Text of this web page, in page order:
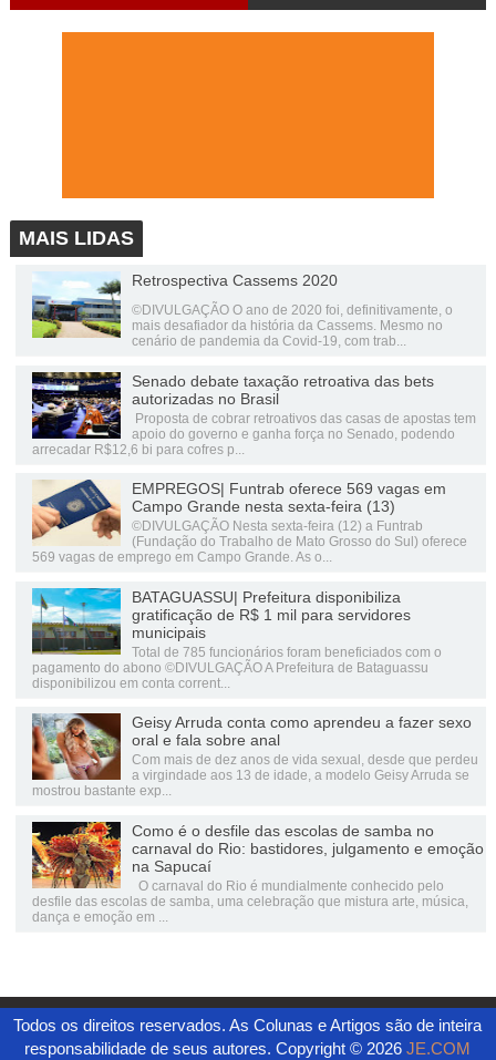
MAIS LIDAS
Retrospectiva Cassems 2020
©DIVULGAÇÃO O ano de 2020 foi, definitivamente, o
mais desafiador da história da Cassems. Mesmo no
cenário de pandemia da Covid-19, com trab...
Senado debate taxação retroativa das bets
autorizadas no Brasil
Proposta de cobrar retroativos das casas de apostas tem
apoio do governo e ganha força no Senado, podendo
arrecadar R$12,6 bi para cofres p...
EMPREGOS| Funtrab oferece 569 vagas em
Campo Grande nesta sexta-feira (13)
©DIVULGAÇÃO Nesta sexta-feira (12) a Funtrab
(Fundação do Trabalho de Mato Grosso do Sul) oferece
569 vagas de emprego em Campo Grande. As o...
BATAGUASSU| Prefeitura disponibiliza
gratificação de R$ 1 mil para servidores
municipais
Total de 785 funcionários foram beneficiados com o
pagamento do abono ©DIVULGAÇÃO A Prefeitura de Bataguassu
disponibilizou em conta corrent...
Geisy Arruda conta como aprendeu a fazer sexo
oral e fala sobre anal
Com mais de dez anos de vida sexual, desde que perdeu
a virgindade aos 13 de idade, a modelo Geisy Arruda se
mostrou bastante exp...
Como é o desfile das escolas de samba no
carnaval do Rio: bastidores, julgamento e emoção
na Sapucaí
O carnaval do Rio é mundialmente conhecido pelo
desfile das escolas de samba, uma celebração que mistura arte, música,
dança e emoção em ...
Todos os direitos reservados. As Colunas e Artigos são de inteira
responsabilidade de seus autores. Copyright © 2026JE.COM